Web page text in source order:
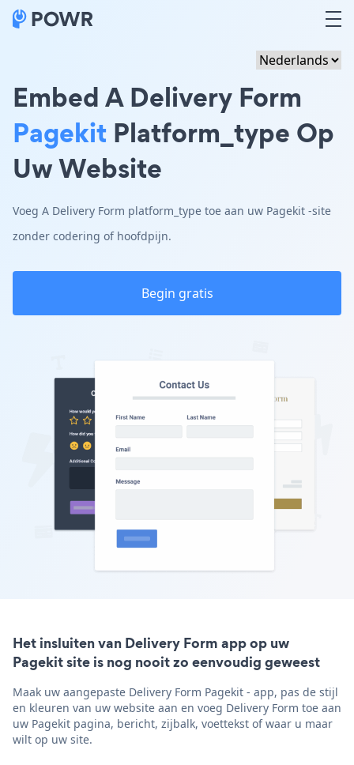
Embed A Delivery Form
Pagekit Platform_type Op
Uw Website
Voeg A Delivery Form platform_type toe aan uw Pagekit -site
zonder codering of hoofdpijn.
Begin gratis
Het insluiten van Delivery Form app op uw
Pagekit site is nog nooit zo eenvoudig geweest
Maak uw aangepaste Delivery Form Pagekit - app, pas de stijl
en kleuren van uw website aan en voeg Delivery Form toe aan
uw Pagekit pagina, bericht, zijbalk, voettekst of waar u maar
wilt op uw site.